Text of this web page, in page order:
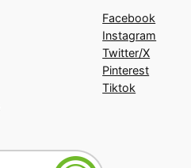
Facebook
Instagram
Twitter/X
Pinterest
Tiktok